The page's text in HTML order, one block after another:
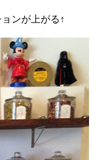
ンが上がる ↑